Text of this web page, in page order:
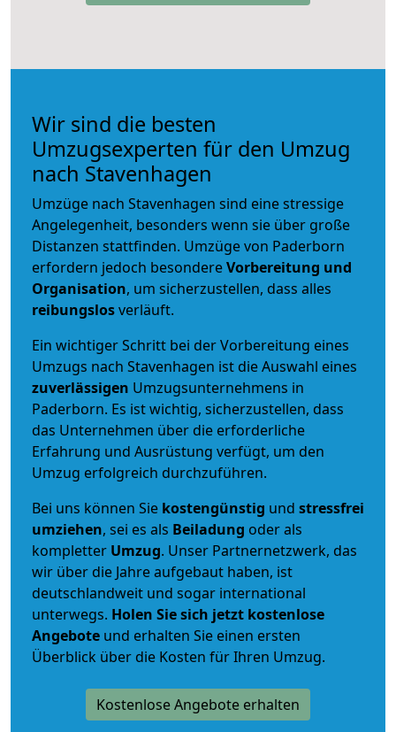
Wir sind die besten
Umzugsexperten für den Umzug
nach Stavenhagen
Umzüge nach Stavenhagen sind eine stressige
Angelegenheit, besonders wenn sie über große
Distanzen stattfinden. Umzüge von Paderborn
erfordern jedoch besondereVorbereitung und
Organisation, um sicherzustellen, dass alles
reibungslosverläuft.
Ein wichtiger Schritt bei der Vorbereitung eines
Umzugs nach Stavenhagen ist die Auswahl eines
zuverlässigen Umzugsunternehmens in
Paderborn. Es ist wichtig, sicherzustellen, dass
das Unternehmen über die erforderliche
Erfahrung und Ausrüstung verfügt, um den
Umzug erfolgreich durchzuführen.
Bei uns können Sie kostengünstig und stressfrei
umziehen, sei es als Beiladung oder als
kompletter Umzug. Unser Partnernetzwerk, das
wir über die Jahre aufgebaut haben, ist
deutschlandweit und sogar international
unterwegs. Holen Sie sich jetzt kostenlose
Angebote und erhalten Sie einen ersten
Überblick über die Kosten für Ihren Umzug.
Kostenlose Angebote erhalten